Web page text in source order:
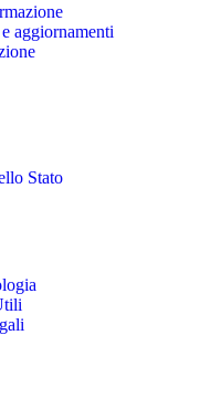
aggiornamenti
Stato